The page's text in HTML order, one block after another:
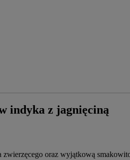
indyka z jagnięciną
oraz wyjątkową